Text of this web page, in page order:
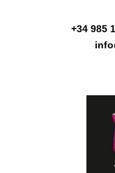
+34 985